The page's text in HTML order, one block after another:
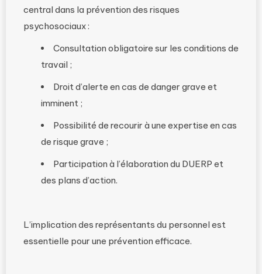
central dans la prévention des risques
psychosociaux :
Consultation obligatoire sur les conditions de
travail ;
Droit d’alerte en cas de danger grave et
imminent ;
Possibilité de recourir à une expertise en cas
de risque grave ;
Participation à l’élaboration du DUERP et
des plans d’action.
L’implication des représentants du personnel est
essentielle pour une prévention efficace.